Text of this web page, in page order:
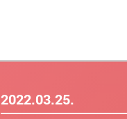
2022.03.25.